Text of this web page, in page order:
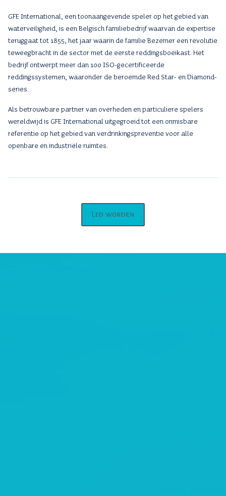
GFE International, een toonaangevende speler op het gebied van
waterveiligheid, is een Belgisch familiebedrijf waarvan de expertise
teruggaat tot 1855, het jaar waarin de familie Bezemer een revolutie
teweegbracht in de sector met de eerste reddingsboeikast. Het
bedrijf ontwerpt meer dan 100 ISO-gecertificeerde
reddingssystemen, waaronder de beroemde Red Star- en Diamond-
series.
Als betrouwbare partner van overheden en particuliere spelers
wereldwijd is GFE International uitgegroeid tot een onmisbare
referentie op het gebied van verdrinkingspreventie voor alle
openbare en industriële ruimtes.
Lid worden